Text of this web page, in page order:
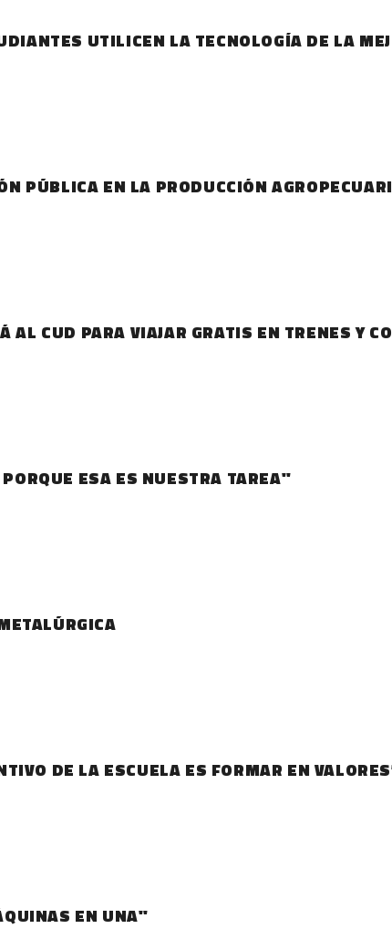
UTILICEN LA TECNOLOGÍA DE LA
PÚBLICA EN LA PRODUCCIÓN
CUD PARA VIAJAR GRATIS EN TRENES Y
ESA ES NUESTRA TAREA"
DE LA ESCUELA ES FORMAR EN
EN UNA"